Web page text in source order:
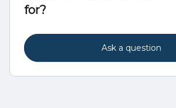
for?
Ask a question